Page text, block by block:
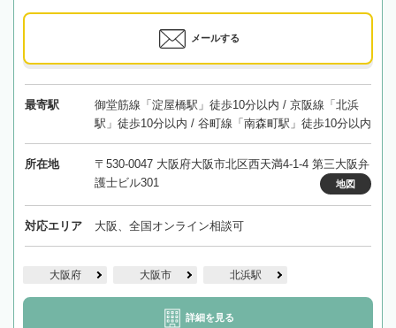
メールする
最寄駅
御堂筋線「淀屋橋駅」徒歩10分以内 / 京阪線「北浜
駅」徒歩10分以内 / 谷町線「南森町駅」徒歩10分以内
所在地
〒530-0047 大阪府大阪市北区西天満4-1-4 第三大阪弁
護士ビル301
地図
対応エリア 大阪、全国オンライン相談可
大阪府 大阪市 北浜駅
詳細を見る